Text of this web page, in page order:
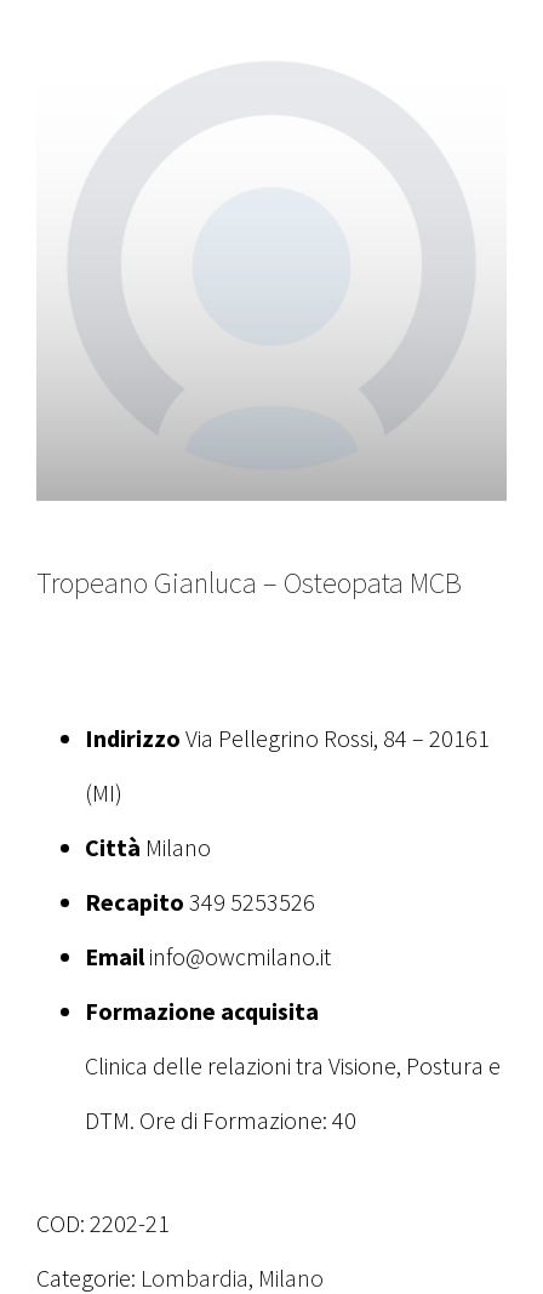
Tropeano Gianluca – Osteopata MCB
Indirizzo Via Pellegrino Rossi, 84 – 20161
(MI)
Città Milano
Recapito 349 5253526
Emailinfo@owcmilano.it
Formazione acquisita
Clinica delle relazioni tra Visione, Postura e
DTM. Ore di Formazione: 40
COD: 2202-21
Categorie: Lombardia, Milano